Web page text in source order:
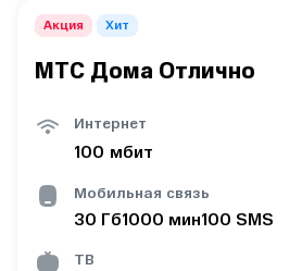
Хит
Акция
МТС Дома Отлично
Интернет
100 мбит
Мобильная связь
30 Гб1000 мин100 SMS
ТВ